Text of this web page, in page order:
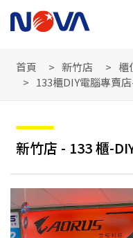
首頁 新竹店
櫃
133櫃DIY電腦專賣
新竹店 - 133 櫃-